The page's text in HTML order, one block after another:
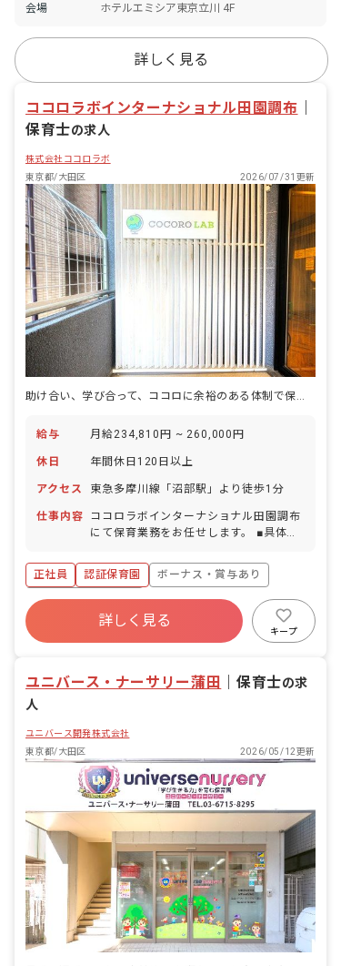
会場 ホテルエミシア東京立川 4F
詳しく見る
ココロラボインターナショナル田園調布
保育士の求人
株式会社ココロラボ
東京都/大田区
2026/07/31更新
助け合い、学び合って、ココロに余裕のある体制で保育をしています
給与 月給234,810円 ~ 260,000円
休日 年間休日120日以上
アクセス 東急多摩川線「沼部駅」より徒歩1分
仕事内容
ココロラボインターナショナル田園調布
にて保育業務をお任せします。 ■具体的
クラス6～8名程度のクラス運営 ・連絡
帳記入 ・週案、月案、指導計画等の作成
（アプリ） ・保護者対応（アプリ） ・
担任補助業務
正社員 認証保育園
ボーナス・賞与あり
年間休日120日以上
寮・住宅・家賃補助あり
社会保険完備
残業少なめ
詳しく見る
キープ
ユニバース・ナーサリー蒲田 保育士の求
人
ユニバース開発株式会社
東京都/大田区
2026/05/12更新